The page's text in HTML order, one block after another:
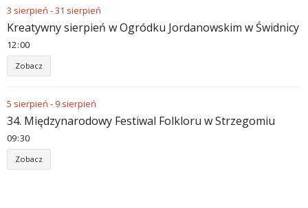
3 sierpień -31 sierpień
Kreatywny sierpień w Ogródku Jordanowskim w Świdnicy
12 00
Zobacz
5 sierpień - 9 sierpień
34. Międzynarodowy Festiwal Folkloru w Strzegomiu
09 30
Zobacz